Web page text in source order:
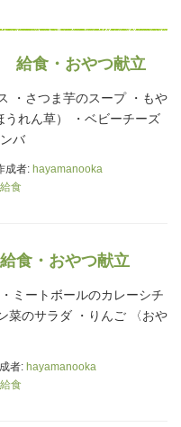
給食・おやつ献立
・さつま芋のスープ ・もや
うれん草） ・ベビーチーズ
バ
成者: hayamanooka
食
食・おやつ献立
ミートボールのカレーシチ
菜のサラダ ・りんご 〈おや
者: hayamanooka
食